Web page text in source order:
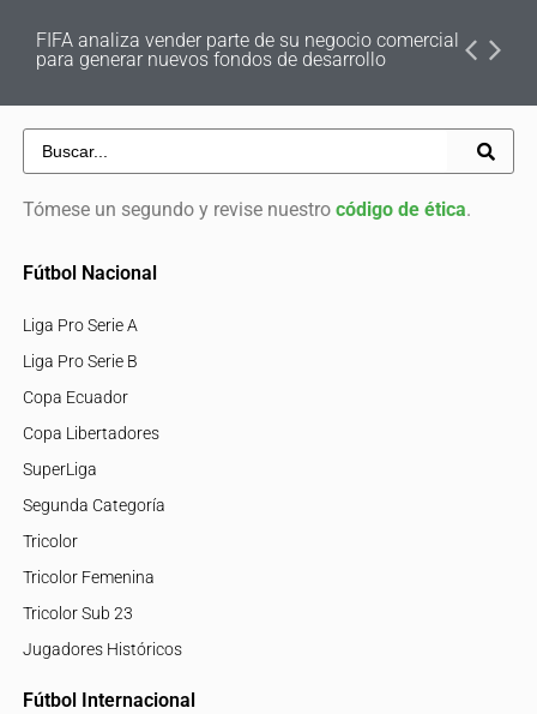
FIFA analiza vender parte de su negocio comercial
para generar nuevos fondos de desarrollo
Tómese un segundo y revise nuestro código de ética.
Fútbol Nacional
Liga Pro Serie A
Liga Pro Serie B
Copa Ecuador
Copa Libertadores
SuperLiga
Segunda Categoría
Tricolor
Tricolor Femenina
Tricolor Sub 23
Jugadores Históricos
Fútbol Internacional